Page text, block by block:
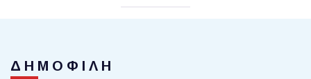
ΔΗΜΟΦΙΛΗ